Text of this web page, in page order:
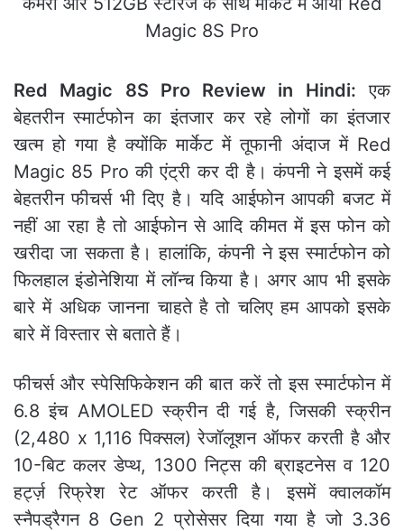
Red Magic 8S Pro Review in Hindi: एक
बेहतरीन स्मार्टफोन का इंतजार कर रहे लोगों का इंतजार
खत्म हो गया है क्योंकि मार्केट में तूफानी अंदाज में Red
Magic 85 Pro की एंट्री कर दी है। कंपनी ने इसमें कई
बेहतरीन फीचर्स भी दिए है। यदि आईफोन आपकी बजट में
नहीं आ रहा है तो आईफोन से आदि कीमत में इस फोन को
खरीदा जा सकता है। हालांकि, कंपनी ने इस स्मार्टफोन को
फिलहाल इंडोनेशिया में लॉन्च किया है। अगर आप भी इसके
बारे में अधिक जानना चाहते है तो चलिए हम आपको इसके
बारे में विस्तार से बताते हैं।
फीचर्स और स्पेसिफिकेशन की बात करें तो इस स्मार्टफोन में
6.8 इंच AMOLED स्क्रीन दी गई है, जिसकी स्क्रीन
(2,480 x 1,116 पिक्सल) रेजॉलूशन ऑफर करती है और
10-बिट कलर डेप्थ, 1300 निट्स की ब्राइटनेस व 120
हर्ट्ज़ रिफ्रेश रेट ऑफर करती है। इसमें क्वालकॉम
स्नैपड्रैगन 8 Gen 2 प्रोसेसर दिया गया है जो 3.36